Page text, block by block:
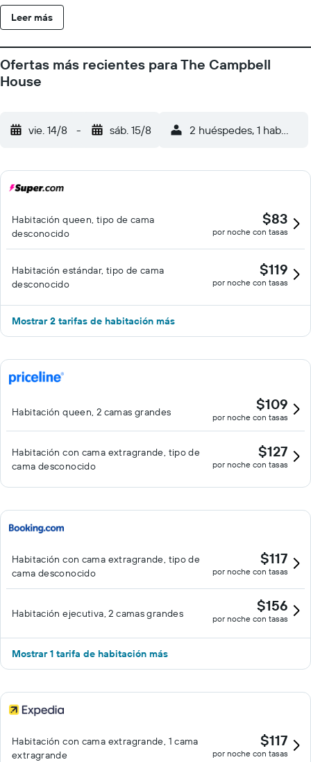
equipados con ducha y bañera combinadas y artículos de
higiene personal gratuitos. Este hotel en Lexington ofrece
personas de negocios incluyen escritorio y sillas de oficina,
además de teléfono; se ofrecen llamadas locales gratuitas
servicio nocturno de descubierta y servicio de limpieza todos los
Leer más
Ofertas más recientes para The Campbell
House
vie. 14/8 - sáb. 15/8 2 huéspedes, 1
Habitación queen, tipo de cama
desconocido
$83
por noche con tasas
Habitación estándar, tipo de cama
desconocido
$119
por noche con tasas
Mostrar 2 tarifas de habitación más
Habitación queen, 2 camas grandes $109
por noche con tasas
Habitación con cama extragrande, tipo de
cama desconocido
$127
por noche con tasas
Habitación con cama extragrande, tipo de
cama desconocido
$117
por noche con tasas
Habitación ejecutiva, 2 camas grandes $156
por noche con tasas
Mostrar 1 tarifa de habitación más
Habitación con cama extragrande, 1 cama
extragrande
$117
por noche con tasas